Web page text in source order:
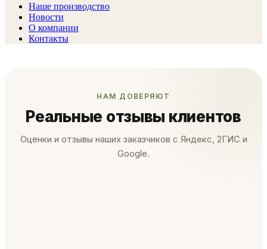
Наше производство
Новости
О компании
Контакты
НАМ ДОВЕРЯЮТ
Реальные отзывы клиентов
Оценки и отзывы наших заказчиков с Яндекс, 2ГИС и
Google.